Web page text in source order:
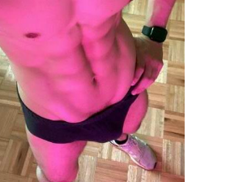
Робин
20000₽ 40000₽
80000₽
(ЮАО)
Академическая